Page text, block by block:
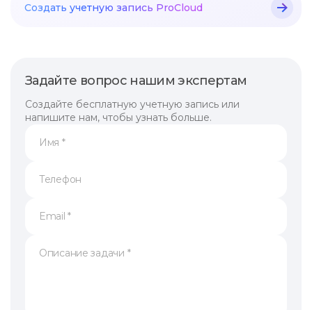
Создать учетную запись ProCloud
Задайте вопрос нашим экспертам
Создайте бесплатную учетную запись или
напишите нам, чтобы узнать больше.